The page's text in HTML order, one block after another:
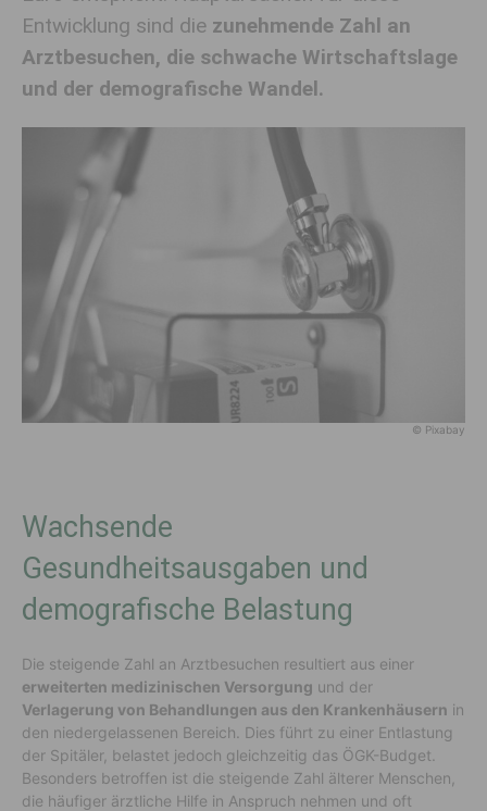
Entwicklung sind die zunehmende Zahl an
Arztbesuchen, die schwache Wirtschaftslage
und der demografische Wandel.
© Pixabay
Wachsende
Gesundheitsausgaben und
demografische Belastung
Die steigende Zahl an Arztbesuchen resultiert aus einer
erweiterten medizinischen Versorgung und der
Verlagerung von Behandlungen aus den Krankenhäusern in
den niedergelassenen Bereich. Dies führt zu einer Entlastung
der Spitäler, belastet jedoch gleichzeitig das ÖGK-Budget.
Besonders betroffen ist die steigende Zahl älterer Menschen,
die häufiger ärztliche Hilfe in Anspruch nehmen und oft